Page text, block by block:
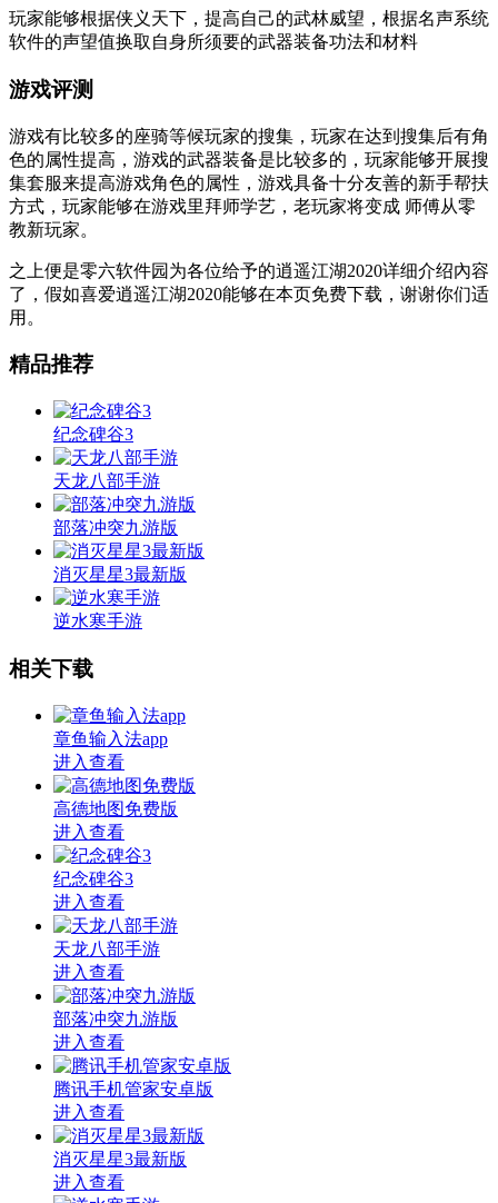
玩家能够根据侠义天下，提高自己的武林威望，根据名声系统
软件的声望值换取自身所须要的武器装备功法和材料
游戏评测
游戏有比较多的座骑等候玩家的搜集，玩家在达到搜集后有角
色的属性提高，游戏的武器装备是比较多的，玩家能够开展搜
集套服来提高游戏角色的属性，游戏具备十分友善的新手帮扶
方式，玩家能够在游戏里拜师学艺，老玩家将变成 师傅从零
教新玩家。
之上便是零六软件园为各位给予的逍遥江湖2020详细介绍內容
了，假如喜爱逍遥江湖2020能够在本页免费下载，谢谢你们适
用。
精品推荐
纪念碑谷3
天龙八部手游
部落冲突九游版
消灭星星3最新版
逆水寒手游
相关下载
章鱼输入法app
进入查看
高德地图免费版
进入查看
纪念碑谷3
进入查看
天龙八部手游
进入查看
部落冲突九游版
进入查看
腾讯手机管家安卓版
进入查看
消灭星星3最新版
进入查看